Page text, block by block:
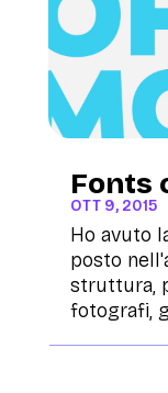
Fonts
OTT 9, 2015
Ho avuto
posto
struttura,
fotografi,